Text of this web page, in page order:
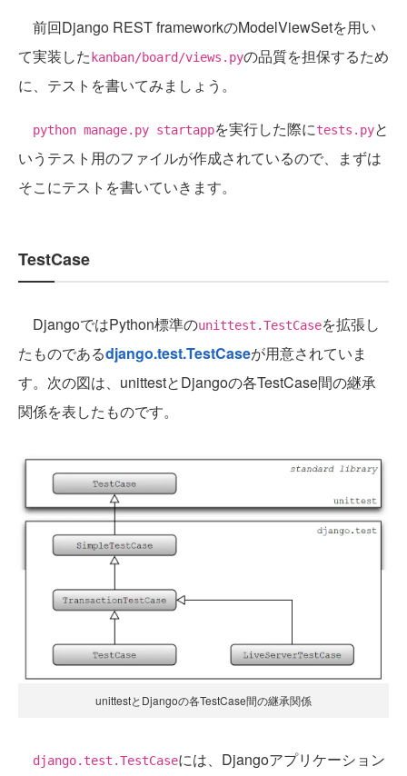
前回Django REST frameworkのModelViewSetを用い
て実装した kanban/board/views.pyの品質を担保するため
に、テストを書いてみましょう。
python manage.py startappを実行した際にtests.pyと
いうテスト用のファイルが作成されているので、まずは
そこにテストを書いていきます。
TestCase
DjangoではPython標準のunittest.TestCaseを拡張し
たものであるdjango.test.TestCaseが用意されていま
す。次の図は、unittestとDjangoの各TestCase間の継承
関係を表したものです。
unittestとDjangoの各TestCase間の継承関係
django.test.TestCaseには、Djangoアプリケーション